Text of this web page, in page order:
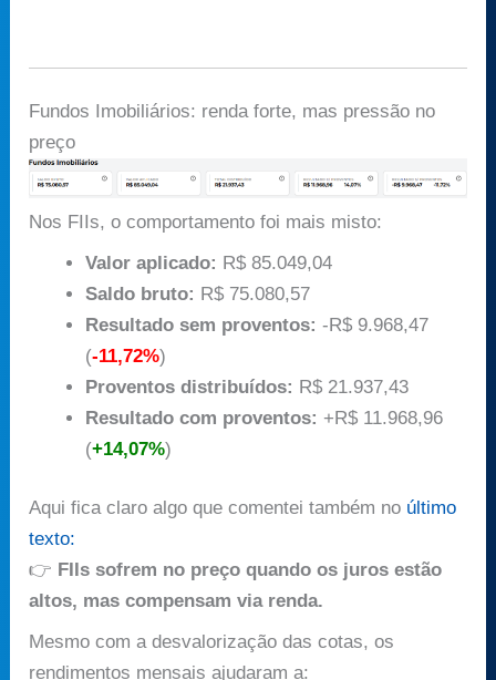
Fundos Imobiliários: renda forte, mas pressão no
preço
Nos FIIs, o comportamento foi mais misto:
Valor aplicado: R$ 85.049,04
Saldo bruto: R$ 75.080,57
Resultado sem proventos: -R$ 9.968,47
(-11,72%)
Proventos distribuídos: R$ 21.937,43
Resultado com proventos: +R$ 11.968,96
(+14,07%)
Aqui fica claro algo que comentei também no último
texto:
👉 FIIs sofrem no preço quando os juros estão
altos, mas compensam via renda.
Mesmo com a desvalorização das cotas, os
rendimentos mensais ajudaram a: